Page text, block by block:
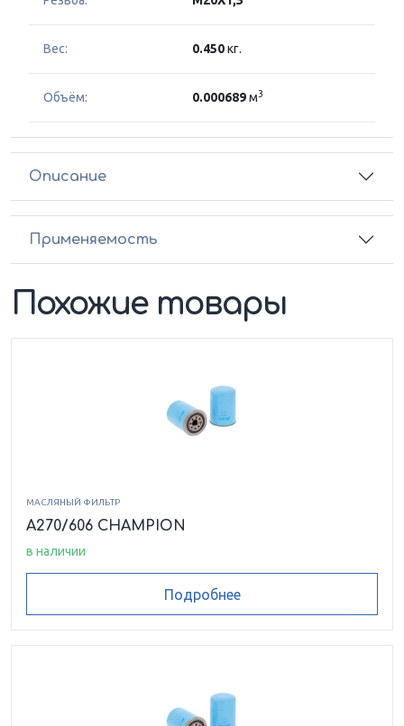
Вес: 0.450кг.
Объём: 0.000689м3
Описание
Применяемость
Похожие товары
МАСЛЯНЫЙ ФИЛЬТР
A270/606 CHAMPION
в наличии
Подробнее